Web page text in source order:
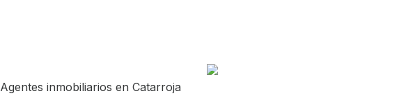
Agentes inmobiliarios en Catarroja